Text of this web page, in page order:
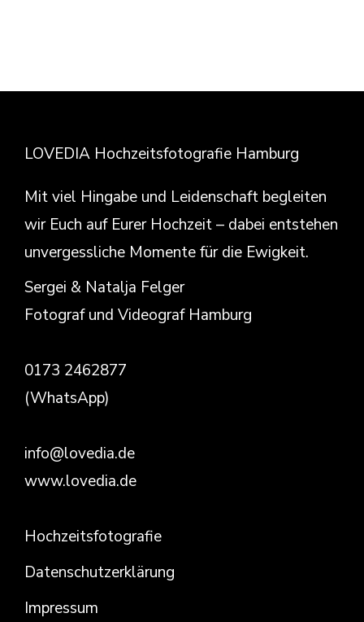
LOVEDIA Hochzeitsfotografie Hamburg
Mit viel Hingabe und Leidenschaft begleiten
wir Euch auf Eurer Hochzeit – dabei entstehen
unvergessliche Momente für die Ewigkeit.
Sergei & Natalja Felger
Fotograf und Videograf Hamburg
0173 2462877
(WhatsApp)
info@lovedia.de
www.lovedia.de
Hochzeitsfotografie
Datenschutzerklärung
Impressum